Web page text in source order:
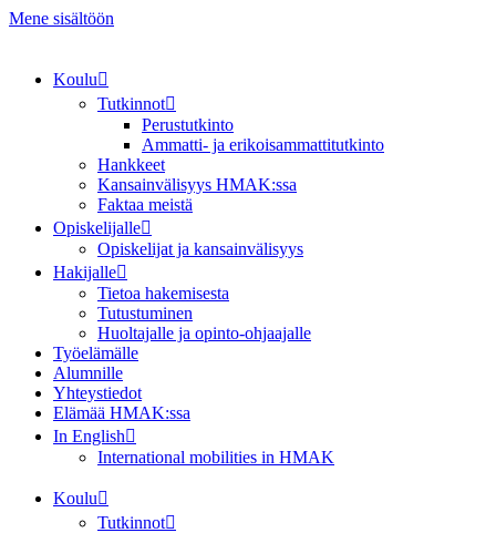
Mene sisältöön
Koulu
Tutkinnot
Perustutkinto
Ammatti- ja erikoisammattitutkinto
Hankkeet
Kansainvälisyys HMAK:ssa
Faktaa meistä
Opiskelijalle
Opiskelijat ja kansainvälisyys
Hakijalle
Tietoa hakemisesta
Tutustuminen
Huoltajalle ja opinto-ohjaajalle
Työelämälle
Alumnille
Yhteystiedot
Elämää HMAK:ssa
In English
International mobilities in HMAK
Koulu
Tutkinnot